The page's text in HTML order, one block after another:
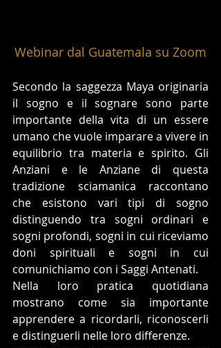
Webinar dal Guatemala su Zoom
Secondo la saggezza Maya originaria
il sogno e il sognare sono parte
importante della vita di un essere
umano che vuole imparare a vivere in
equilibrio tra materia e spirito. Gli
Anziani e le Anziane di questa
tradizione sciamanica raccontano
che esistono vari tipi di sogno
distinguendo tra sogni ordinari e
sogni profondi, sogni in cui riceviamo
doni spirituali e sogni in cui
comunichiamo con i Saggi Antenati.
Nella loro pratica quotidiana
mostrano come sia importante
apprendere a ricordarli, riconoscerli
e distinguerli nelle loro differenze.